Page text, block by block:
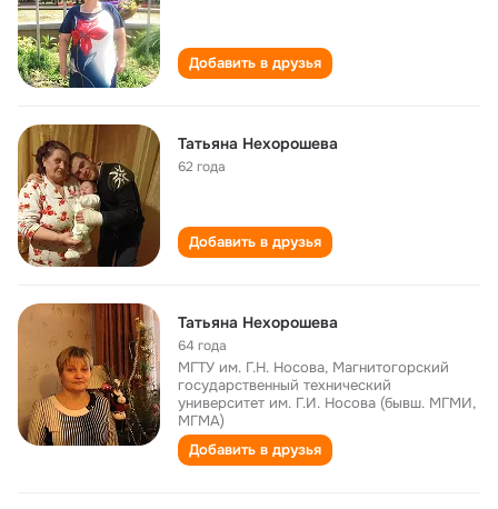
Добавить в друзья
Татьяна Нехорошева
62 года
Добавить в друзья
Татьяна Нехорошева
64 года
МГТУ им. Г.Н. Носова, Магнитогорский
государственный технический
университет им. Г.И. Носова (бывш. МГМИ,
МГМА)
Добавить в друзья